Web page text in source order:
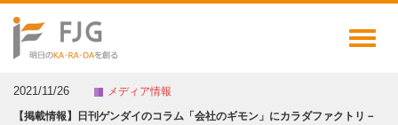
Toggle
2021/11/26
メディア情報
【掲載情報】日刊ゲンダイのコラム「会社のギモン」にカラダファクトリ－